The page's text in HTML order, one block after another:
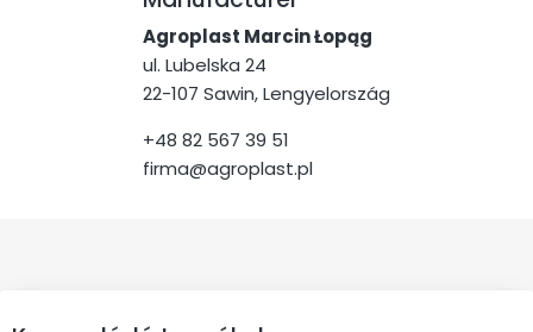
Agroplast Marcin Łopąg
ul. Lubelska 24
22-107 Sawin, Lengyelország
+48 82 567 39 51
firma@agroplast.pl